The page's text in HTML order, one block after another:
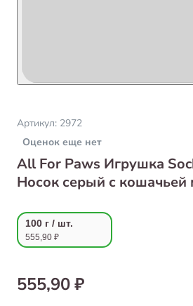
Артикул: 2972
Оценок еще нет
All For Paws Игрушка
Носок серый с кошачьей
100 г / шт.
555,90 ₽
555,90 ₽